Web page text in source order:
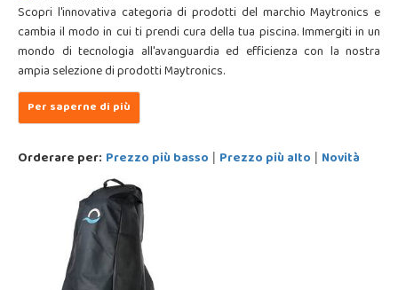
Scopri l'innovativa categoria di prodotti del marchio Maytronics e
cambia il modo in cui ti prendi cura della tua piscina. Immergiti in un
mondo di tecnologia all'avanguardia ed efficienza con la nostra
ampia selezione di prodotti Maytronics.
Orderare per: Prezzo più basso | Prezzo più alto | Novità